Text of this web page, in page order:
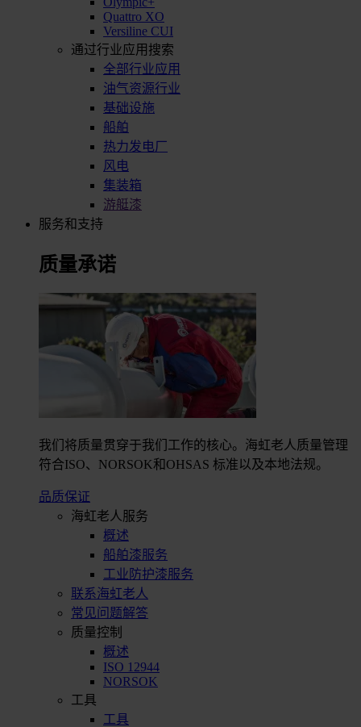
Quattro XO
Versiline CUI
通过行业应用搜索
全部行业应用
油气资源行业
基础设施
船舶
热力发电厂
风电
集装箱
游艇漆
服务和支持
质量承诺
我们将质量贯穿于我们工作的核心。海虹老人质量管理
符合ISO、NORSOK和OHSAS 标准以及本地法规。
品质保证
海虹老人服务
概述
船舶漆服务
工业防护漆服务
联系海虹老人
常见问题解答
质量控制
概述
ISO 12944
NORSOK
工具
工具